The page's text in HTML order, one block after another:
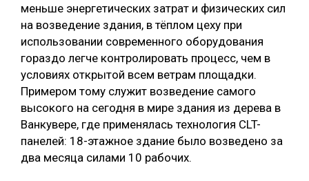
меньше энергетических затрат и физических сил
на возведение здания, в тёплом цеху при
использовании современного оборудования
гораздо легче контролировать процесс, чем в
условиях открытой всем ветрам площадки.
Примером тому служит возведение самого
высокого на сегодня в мире здания из дерева в
Ванкувере, где применялась технология CLT-
панелей: 18-этажное здание было возведено за
два месяца силами 10 рабочих.